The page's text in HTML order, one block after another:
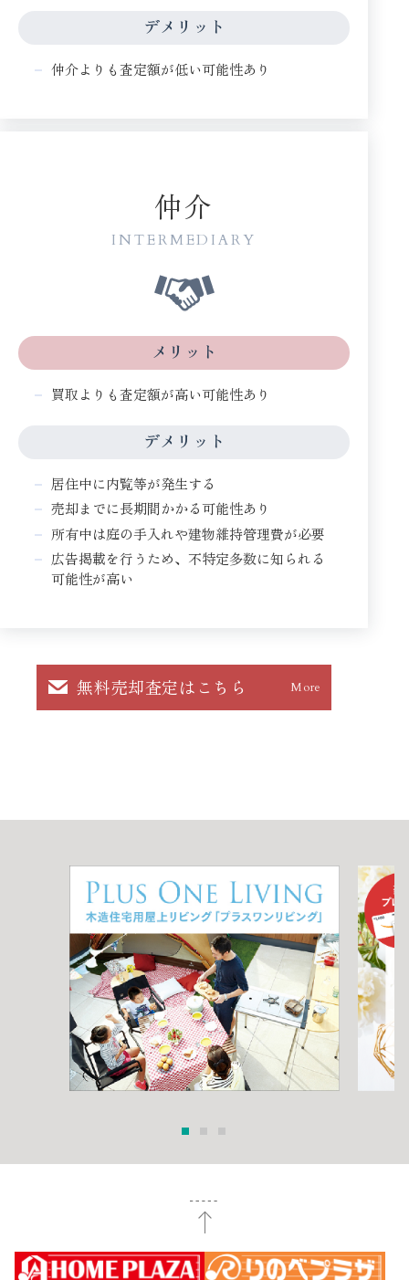
デメリット
仲介よりも査定額が低い可能性あり
仲介
INTERMEDIARY
メリット
買取よりも査定額が高い可能性あり
デメリット
居住中に内覧等が発生する
売却までに長期間かかる可能性あり
所有中は庭の手入れや建物維持管理費が必要
広告掲載を行うため、不特定多数に知られる
可能性が高い
無料売却査定はこちら More